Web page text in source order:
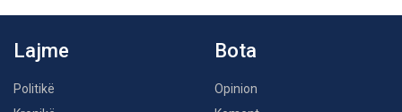
Lajme
Politikë
Bota
Opinion